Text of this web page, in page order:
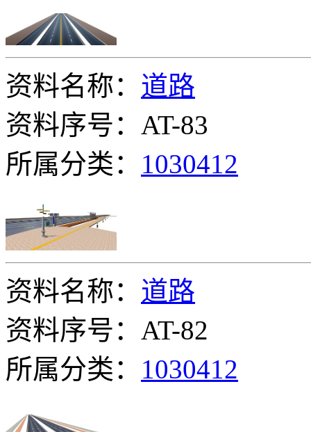
资料名称： 道路
资料序号：AT-83
所属分类： 1030412
资料名称： 道路
资料序号：AT-82
所属分类： 1030412